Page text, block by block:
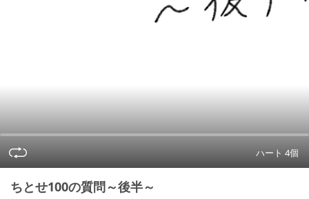
ハート 4個
ちとせ100の質問～後半～